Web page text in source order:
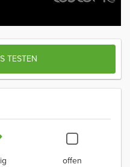
TESTEN
offen